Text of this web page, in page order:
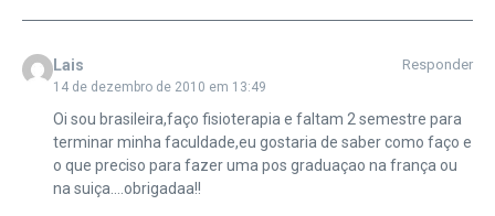
Lais
14 de dezembro de 2010 em 13:49
Responder
Oi sou brasileira,faço fisioterapia e faltam 2 semestre para
terminar minha faculdade,eu gostaria de saber como faço e
o que preciso para fazer uma pos graduaçao na frança ou
na suiça….obrigadaa!!